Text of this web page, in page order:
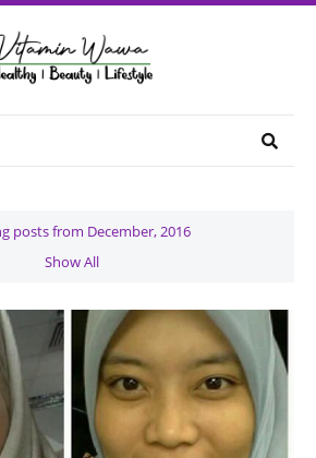
posts from December, 2016
Show All